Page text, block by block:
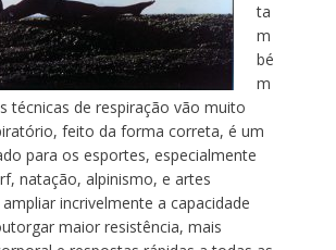
ta
m
bé
m
técnicas de respiração vão muito
feito da forma correta, é um
para os esportes, especialmente
natação, alpinismo, e artes
incrivelmente a capacidade
maior resistência, mais